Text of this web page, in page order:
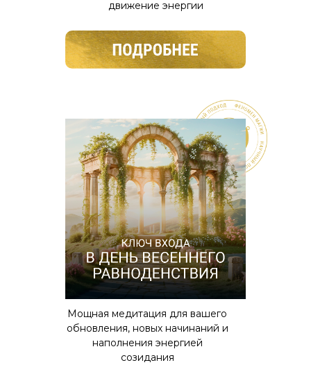
движение энергии
Мощная медитация для вашего
обновления, новых начинаний и
наполнения энергией
созидания